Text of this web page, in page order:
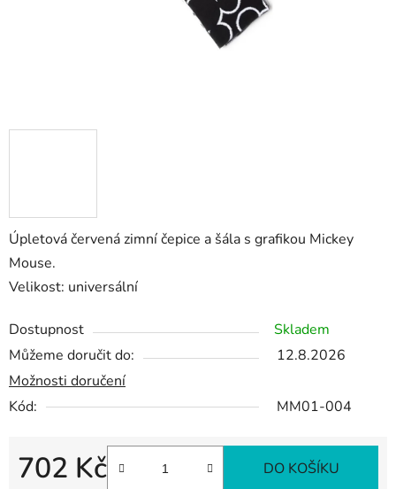
Úpletová červená zimní čepice a šála s grafikou Mickey
Mouse.
Velikost: universální
Dostupnost
Skladem
Můžeme doručit do:
12.8.2026
Možnosti doručení
Kód:
MM01-004
702 Kč DO KOŠÍKU